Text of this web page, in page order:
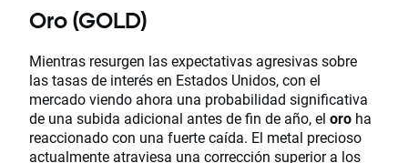
Oro (GOLD)
Mientras resurgen las expectativas agresivas sobre
las tasas de interés en Estados Unidos, con el
mercado viendo ahora una probabilidad significativa
de una subida adicional antes de fin de año, el oro ha
reaccionado con una fuerte caída. El metal precioso
actualmente atraviesa una corrección superior a los